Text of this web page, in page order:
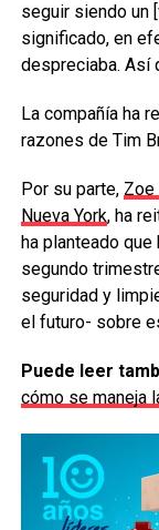
seguir siendo un
significado, en
despreciaba. Así
La compañía ha
razones de Tim
Por su parte, Zoe
Nueva York, ha
ha planteado
segundo
seguridad y
el futuro- sobre
Puede leer
cómo se maneja